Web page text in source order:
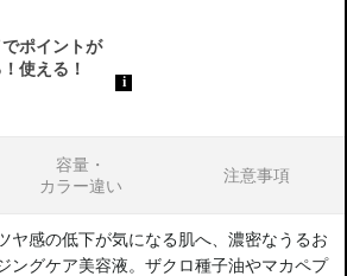
容量・
カラー違い
注意事項
ヤ感の低下が気になる肌へ、濃密なうるお
ングケア美容液。ザクロ種子油やマカペプ